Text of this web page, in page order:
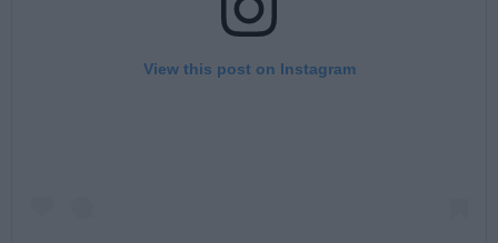
View this post on Instagram